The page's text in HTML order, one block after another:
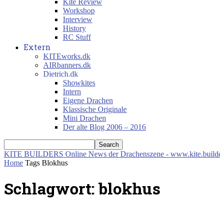
Kite Review
Workshop
Interview
History
RC Stuff
Extern
KITEworks.dk
AIRbanners.dk
Dietrich.dk
Showkites
Intern
Eigene Drachen
Klassische Originale
Mini Drachen
Der alte Blog 2006 – 2016
KITE BUILDERS Online News der Drachenszene -
Home Tags Blokhus
Schlagwort: blokhus